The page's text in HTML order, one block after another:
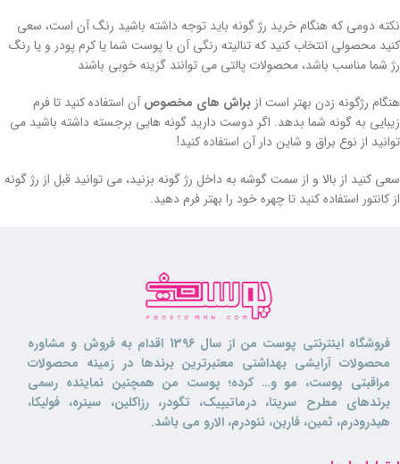
نکته دومی که هنگام خرید رژ گونه باید توجه داشته باشید رنگ آن است، سعی
کنید محصولی انتخاب کنید که تنالیته رنگی آن با پوست شما یا کرم پودر و یا رنگ
رژ شما مناسب باشد، محصولات پالتی می توانند گزینه خوبی باشند
هنگام رژگونه زدن بهتر است ازبراش های مخصوصآن استفاده کنید تا فرم
زیبایی به گونه شما بدهد. اگر دوست دارید گونه هایی برجسته داشته باشید می
توانید از نوع براق و شاین دار آن استفاده کنید!
سعی کنید از بالا و از سمت گوشه به داخل رژ گونه بزنید، می توانید قبل از رژ گونه
از کانتور استفاده کنید تا چهره خود را بهتر فرم دهید.
فروشگاه اینترنتی پوست من از سال 1396 اقدام به فروش و مشاوره
محصولات آرایشی بهداشتی معتبرترین برندها در زمینه محصولات
مراقبتی پوست، مو و… کرده؛ پوست من همچنین نماینده رسمی
برندهای مطرح سریتا، درماتیپیک، تگودر، رزاکلین، سینره، فولیکا،
هیدرودرم، ثمین، فاربن، نئودرم، الارو می باشد.